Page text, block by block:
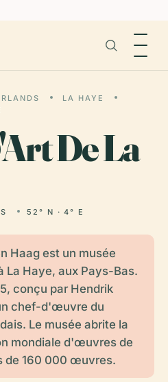
LA HAYE
De La
52° N · 4° E
Haag est un musée
La Haye, aux Pays-Bas.
conçu par Hendrik
chef-d'œuvre du
Le musée abrite la
mondiale d'œuvres de
de 160 000 œuvres.